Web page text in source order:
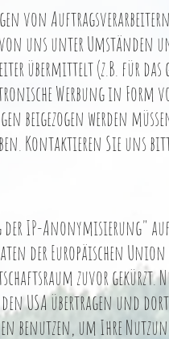
von Auftragsverarbeitern
uns unter Umständen
übermittelt (z.B. für das
Werbung in Form
beigezogen werden
Kontaktieren Sie uns
IP-Anonymisierung" auf
der Europäischen
zuvor
USA übertragen und
benutzen, um Ihre